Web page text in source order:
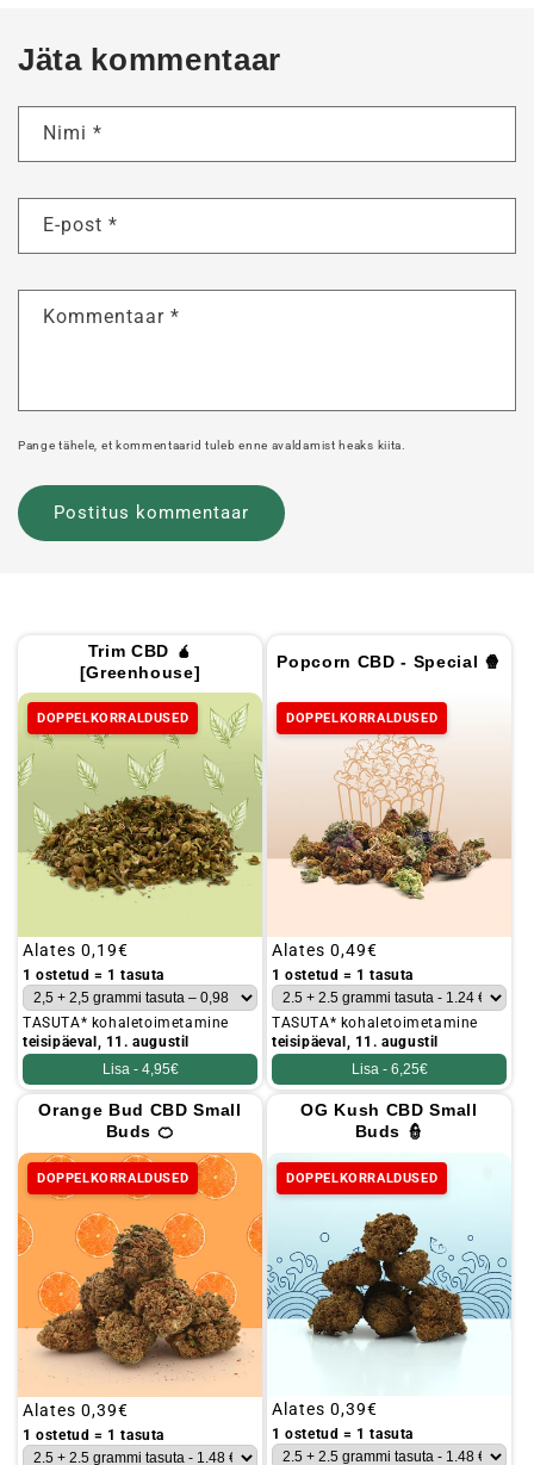
Jäta kommentaar
Nimi *
E-post *
Kommentaar *
Pange tähele, et kommentaarid tuleb enne avaldamist heaks kiita.
Trim CBD 🧉
[Greenhouse]
DOPPELKORRALDUSED
Tavaline
hind
Alates 0,19€
1 ostetud = 1 tasuta
TASUTA* kohaletoimetamine
teisipäeval, 11. augustil
Lisa - 4,95€
Popcorn CBD - Special 🍿
DOPPELKORRALDUSED
Tavaline
hind
Alates 0,49€
1 ostetud = 1 tasuta
TASUTA* kohaletoimetamine
teisipäeval, 11. augustil
Lisa - 6,25€
Orange Bud CBD Small
Buds 🍊
DOPPELKORRALDUSED
Tavaline
hind
Alates 0,39€
1 ostetud = 1 tasuta
OG Kush CBD Small
Buds 👮
DOPPELKORRALDUSED
Tavaline
hind
Alates 0,39€
1 ostetud = 1 tasuta